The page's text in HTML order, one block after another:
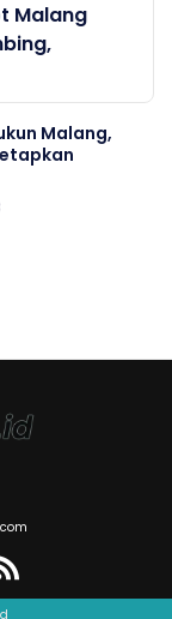
Malang
Malang,